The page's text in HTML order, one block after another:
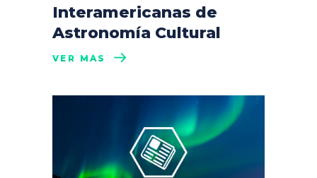
Interamericanas de
Astronomía Cultural
VER MÁS